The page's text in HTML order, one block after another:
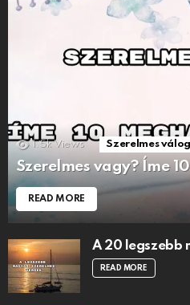
1.5k Views Szerelmes
Szerelmes vagy? Íme
READ MORE
A 20 legszebb
READ MORE